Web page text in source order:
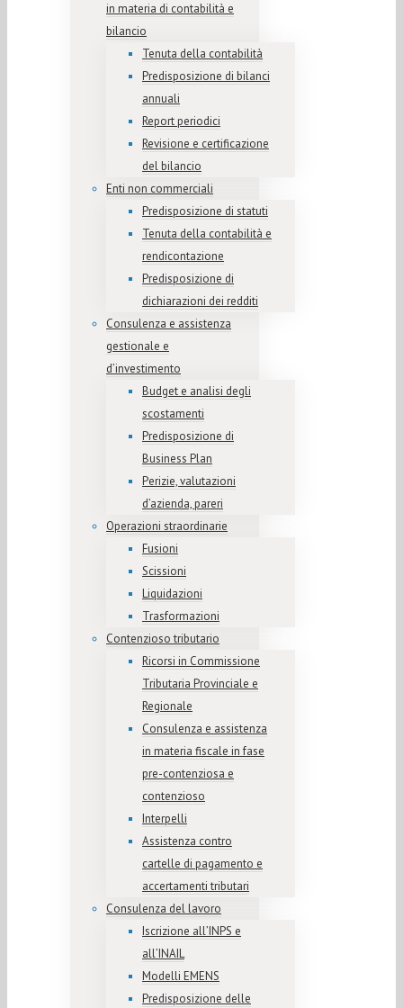
in materia di contabilità e
bilancio
Tenuta della contabilità
Predisposizione di bilanci
annuali
Report periodici
Revisione e certificazione
del bilancio
Enti non commerciali
Predisposizione di statuti
Tenuta della contabilità e
rendicontazione
Predisposizione di
dichiarazioni dei redditi
Consulenza e assistenza
gestionale e
d’investimento
Budget e analisi degli
scostamenti
Predisposizione di
Business Plan
Perizie, valutazioni
d’azienda, pareri
Operazioni straordinarie
Fusioni
Scissioni
Liquidazioni
Trasformazioni
Contenzioso tributario
Ricorsi in Commissione
Tributaria Provinciale e
Regionale
Consulenza e assistenza
in materia fiscale in fase
pre-contenziosa e
contenzioso
Interpelli
Assistenza contro
cartelle di pagamento e
accertamenti tributari
Consulenza del lavoro
Iscrizione all’INPS e
all’INAIL
Modelli EMENS
Predisposizione delle